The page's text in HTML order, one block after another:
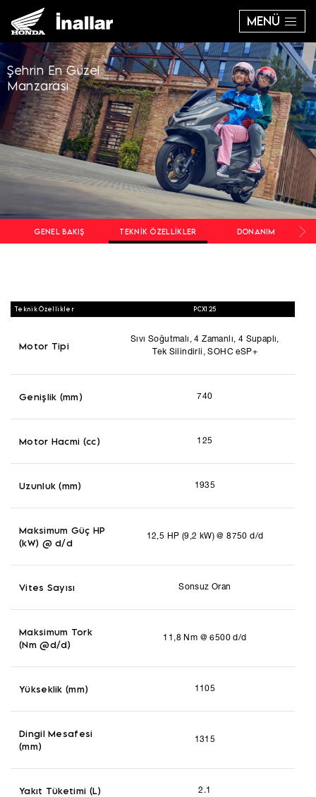
MENÜ
Şehrin En Güzel
Manzarası
GENEL BAKIŞ TEKNIK ÖZELLIKLER DONANIM
Teknik Özellikler PCX125
Motor Tipi
Sıvı Soğutmalı, 4 Zamanlı, 4 Supaplı,
Tek Silindirli, SOHC eSP+
Genişlik (mm) 740
Motor Hacmi (cc) 125
Uzunluk (mm) 1935
Maksimum Güç HP
(kW) @ d/d
12,5 HP (9,2 kW) @ 8750 d/d
Vites Sayısı Sonsuz Oran
Maksimum Tork
(Nm @d/d)
11,8 Nm @ 6500 d/d
Yükseklik (mm) 1105
Dingil Mesafesi
(mm)
1315
Yakıt Tüketimi (L) 2.1